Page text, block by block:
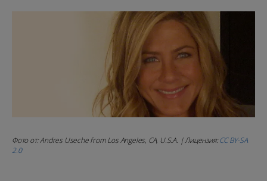
Фото от: Andres Useche from Los Angeles, CA, U.S.A. | Лицензия:CC BY-SA
2.0